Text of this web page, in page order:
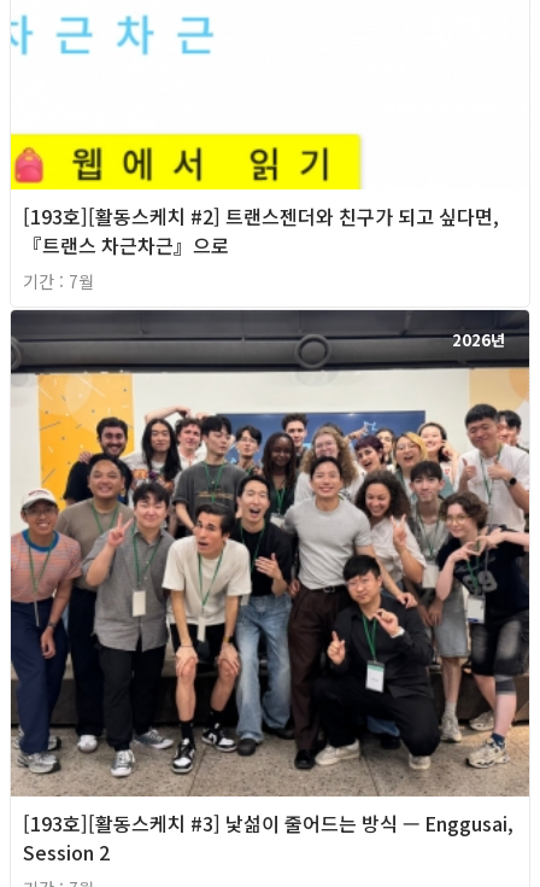
[193호][활동스케치 #2] 트랜스젠더와 친구가 되고 싶다면,
『트랜스 차근차근』으로
기간 : 7월
2026년
[193호][활동스케치 #3] 낯섦이 줄어드는 방식 — Enggusai,
Session 2